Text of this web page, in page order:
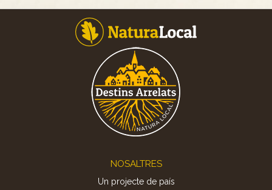
NOSALTRES
Un projecte de país